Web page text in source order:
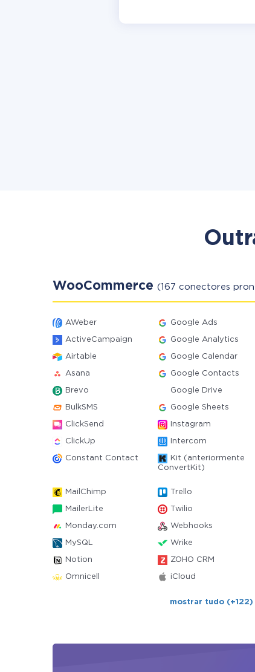
WooCommerce (167 conectores
AWeber Google Ads
ActiveCampaign Google Analytics
Airtable Google Calendar
Asana Google Contacts
Brevo Google Drive
BulkSMS Google Sheets
ClickSend Instagram
ClickUp Intercom
Constant Contact
Kit (anteriormente
ConvertKit)
MailChimp Trello
MailerLite Twilio
Monday.com Webhooks
MySQL Wrike
Notion ZOHO CRM
Omnicell iCloud
mostrar tudo (+122)